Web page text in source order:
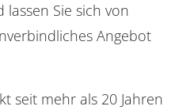
Sie sich von
Angebot
seit mehr als 20 Jahren